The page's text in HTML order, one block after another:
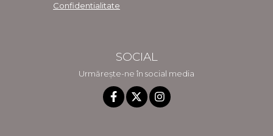
Confidentialitate
SOCIAL
Urmărește-ne în social media